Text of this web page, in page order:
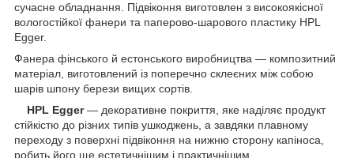
сучасне обладнання. Підвіконня виготовлен з високоякісної
вологостійкої фанери та паперово-шарового пластику HPL
Egger.
Фанера фінського й естонського виробництва — композитний
матеріал, виготовлений із поперечно склеєних між собою
шарів шпону берези вищих сортів.
HPL Egger— декоративне покриття, яке наділяє продукт
стійкістю до різних типів ушкоджень, а завдяки плавному
переходу з поверхні підвіконня на нижню сторону капіноса,
робить його ще естетичнішим і практичнішим.